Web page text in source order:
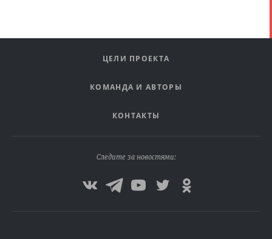
ЦЕЛИ ПРОЕКТА
КОМАНДА И АВТОРЫ
КОНТАКТЫ
Следите за новостями: